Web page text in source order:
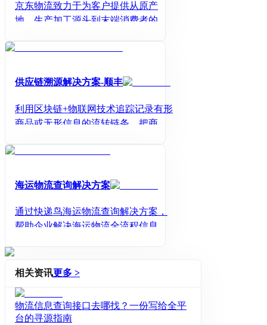
京东物流致力于为客户提供从原产
地、生产加工源头到末端消费者的全
驱动和科技赋能，建立食品供应链的
化设备、仓网规划、智能预测的应
用，助力客户数智化转型，和客户共
供应链溯源解决方案-顺丰
利用区块链+物联网技术追踪记录有形
商品或无形信息的流转链条，把商品
登记在区块链上，实现商品的真实溯
海运物流查询解决方案
通过快递鸟海运物流查询解决方案，
帮助企业解决海运物流全流程信息轨
相关资讯更多 >
物流信息查询接口去哪找？一份写给全平
台的寻源指南